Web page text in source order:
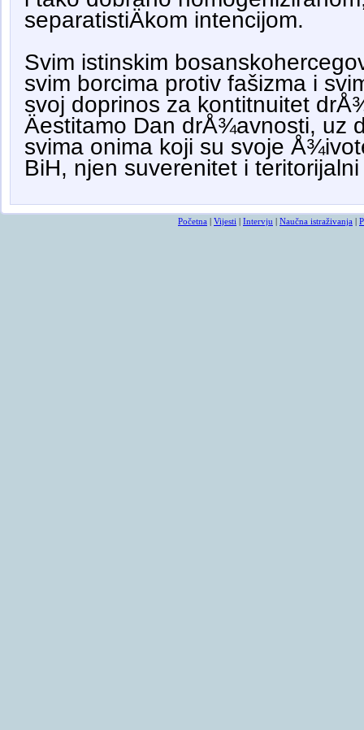
separatistiÄkom intencijom.
Svim istinskim
svim borcima protiv fašizma i
svoj doprinos za kontitnuitet
Äestitamo Dan drÅ¾avnosti, uz
svima onima koji su svoje
BiH, njen suverenitet i
Početna Vijesti Intervju Naučna istraživanja